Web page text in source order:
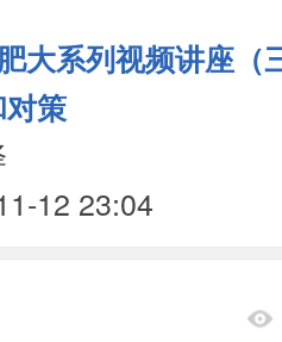
大系列视频讲座（
策
12 23:04